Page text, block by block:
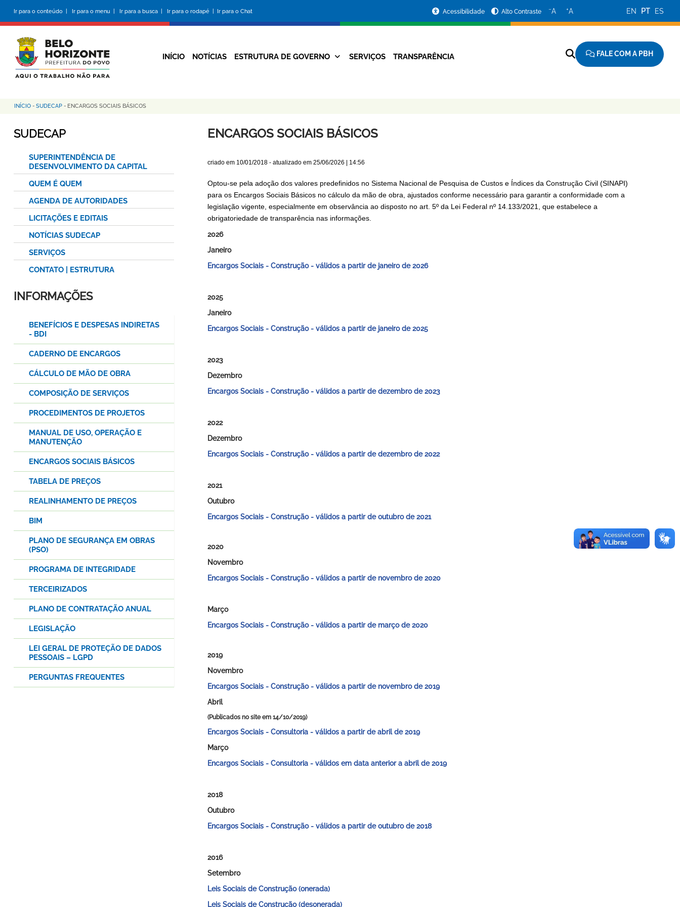
conteúdo
principal
Ir para o conteúdo | Ir para o menu | Ir para a busca | Ir para o rodapé | Ir para o Chat
da
Prefeitura
Acessibilidade Alto Contraste −A +A EN PT ES
Navegação
INÍCIO NOTÍCIAS ESTRUTURA DE GOVERNO SERVIÇOS TRANSPARÊNCIA FALE COM A PBH
Trilha
de
INÍCIO - SUDECAP - ENCARGOS SOCIAIS BÁSICOS
ENCARGOS SOCIAIS BÁSICOS
criado em 10/01/2018- atualizado em 25/06/2026 | 14:56
Optou-se pela adoção dos valores predefinidos no Sistema Nacional de Pesquisa de Custos e Índices da Construção Civil (SINAPI)
para os Encargos Sociais Básicos no cálculo da mão de obra, ajustados conforme necessário para garantir a conformidade com a
legislação vigente, especialmente em observância ao disposto no art. 5º da Lei Federal nº 14.133/2021, que estabelece a
obrigatoriedade de transparência nas informações.
2026
Janeiro
Encargos Sociais - Construção - válidos a partir de janeiro de 2026
2025
Janeiro
Encargos Sociais - Construção - válidos a partir de janeiro de 2025
2023
Dezembro
Encargos Sociais - Construção - válidos a partir de dezembro de 2023
2022
Dezembro
Encargos Sociais - Construção - válidos a partir de dezembro de 2022
2021
Outubro
Encargos Sociais - Construção - válidos a partir de outubro de 2021
2020
Novembro
Encargos Sociais - Construção - válidos a partir de novembro de 2020
Março
Encargos Sociais - Construção - válidos a partir de março de 2020
2019
Novembro
Encargos Sociais - Construção - válidos a partir de novembro de 2019
Abril
(Publicados no site em 14/10/2019)
Encargos Sociais - Consultoria - válidos a partir de abril de 2019
Março
Encargos Sociais - Consultoria - válidos em data anterior a abril de 2019
2018
Outubro
Encargos Sociais - Construção - válidos a partir de outubro de 2018
2016
Setembro
Leis Sociais de Construção (onerada)
Leis Sociais de Construção (desonerada)
SUDECAP
SUPERINTENDÊNCIA DE
DESENVOLVIMENTO DA CAPITAL
QUEM É QUEM
AGENDA DE AUTORIDADES
LICITAÇÕES E EDITAIS
NOTÍCIAS SUDECAP
SERVIÇOS
CONTATO | ESTRUTURA
INFORMAÇÕES
BENEFÍCIOS E DESPESAS INDIRETAS
- BDI
CADERNO DE ENCARGOS
CÁLCULO DE MÃO DE OBRA
COMPOSIÇÃO DE SERVIÇOS
PROCEDIMENTOS DE PROJETOS
MANUAL DE USO, OPERAÇÃO E
MANUTENÇÃO
ENCARGOS SOCIAIS BÁSICOS
TABELA DE PREÇOS
REALINHAMENTO DE PREÇOS
BIM
PLANO DE SEGURANÇA EM OBRAS
(PSO)
PROGRAMA DE INTEGRIDADE
TERCEIRIZADOS
PLANO DE CONTRATAÇÃO ANUAL
LEGISLAÇÃO
LEI GERAL DE PROTEÇÃO DE DADOS
PESSOAIS – LGPD
PERGUNTAS FREQUENTES